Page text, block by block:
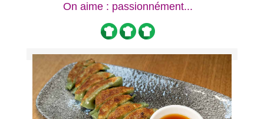
On aime : passionnément...